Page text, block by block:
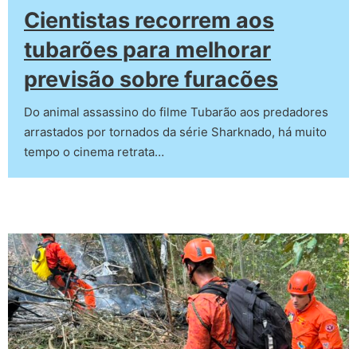
Cientistas recorrem aos
tubarões para melhorar
previsão sobre furacões
Do animal assassino do filme Tubarão aos predadores
arrastados por tornados da série Sharknado, há muito
tempo o cinema retrata…